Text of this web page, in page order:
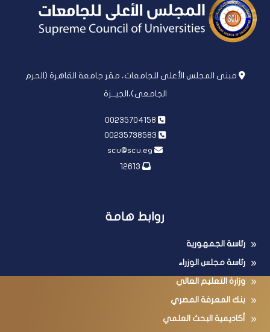
مبنى المجلس الأعلى للجامعات، مقر جامعة القاهرة (الحرم
الجامعى)،الجيــزة
روابط هامة
رئاسة الجمهورية
رئاسة مجلس الوزراء
وزارة التعليم العالي
بنك المعرفة المصري
أكاديمية البحث العلمي